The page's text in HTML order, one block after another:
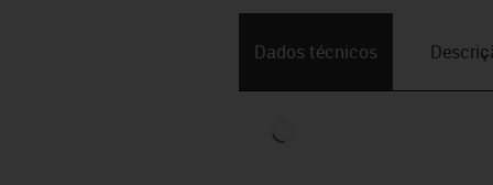
Dados técnicos